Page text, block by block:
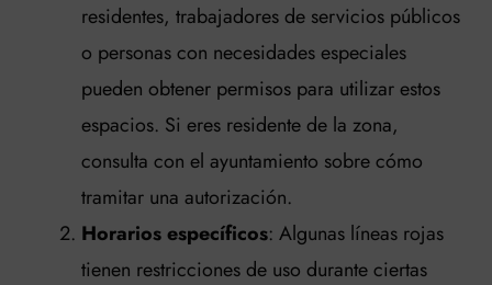
residentes, trabajadores de servicios públicos
o personas con necesidades especiales
pueden obtener permisos para utilizar estos
espacios. Si eres residente de la zona,
consulta con el ayuntamiento sobre cómo
tramitar una autorización.
Horarios específicos: Algunas líneas rojas
tienen restricciones de uso durante ciertas